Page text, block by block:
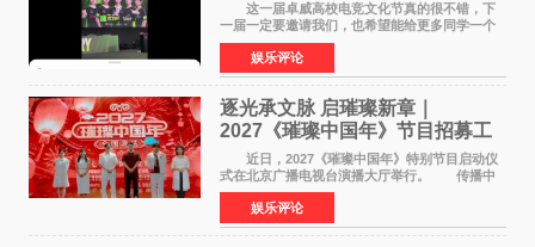
这一届卓威高校电竞文化节真的很不错，下
一届一定要邀请我们，也希望能给更多同学一个
来到现场的机会。 2026卓威高校电竞文化节
已经落下帷幕，在活动结束后，仍有不少高校电
竞社负责人和现
娱乐评论
逐光承文脉 启璀璨新章｜
2027《璀璨中国年》节目招募工
作圆满启动
近日，2027《璀璨中国年》特别节目启动仪
式在北京广播电视台演播大厅举行。 传播中
华优秀传统文化，弘扬纯正国风艺术，打造高规
格、高质感、正能量的文艺盛典，是璀璨中国年
矢志不渝的初心
娱乐评论